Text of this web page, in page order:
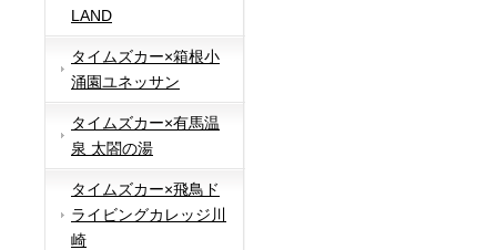
LAND
タイムズカー×箱根小
涌園ユネッサン
タイムズカー×有馬温
泉 太閤の湯
タイムズカー×飛鳥ド
ライビングカレッジ川
崎